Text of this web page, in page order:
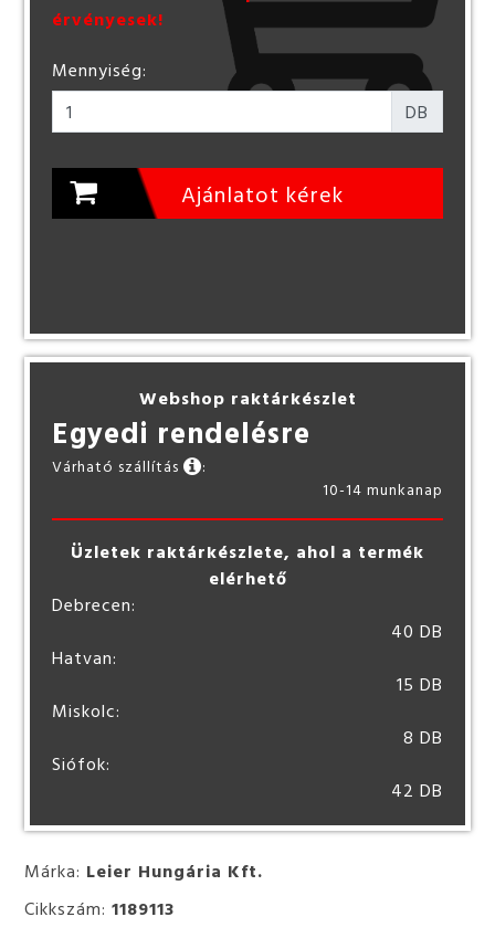
Márka: Leier Hungária Kft.
Cikkszám:1189113
érvényesek!
Mennyiség:
DB
Ajánlatot kérek
Webshop raktárkészlet
Egyedi rendelésre
Várható szállítás
:
10-14 munkanap
Üzletek raktárkészlete, ahol a termék
elérhető
Debrecen:
40 DB
Hatvan:
15 DB
Miskolc:
8 DB
Siófok:
42 DB